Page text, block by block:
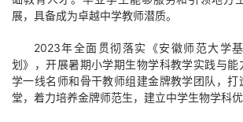
展，具备成为卓越中学教师潜质。
2023年全面贯彻落实《安徽师范大学
划》，开展暑期小学期生物学科教学实践与能
学一线名师和骨干教师组建金牌教学团队，打
堂，着力培养金牌师范生，建立中学生物学科优